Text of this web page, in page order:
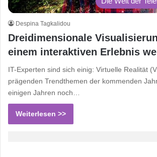
Despina Tagkalidou
Dreidimensionale
einem interaktiven Erlebnis
IT-Experten sind sich einig: Virtuelle Realität
prägenden Trendthemen der kommenden
einigen Jahren noch…
Weiterlesen >>